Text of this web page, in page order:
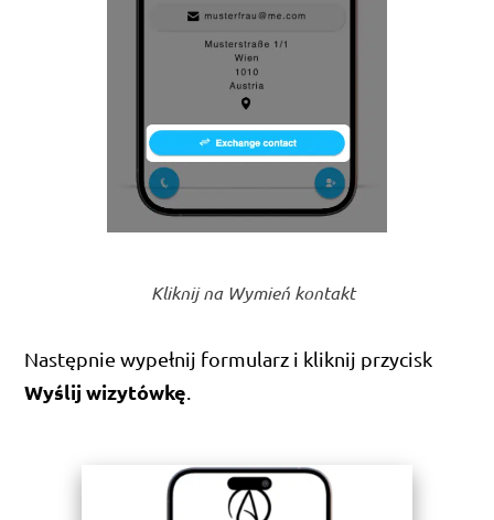
Kliknij na Wymień kontakt
Następnie wypełnij formularz i kliknij przycisk
Wyślij wizytówkę